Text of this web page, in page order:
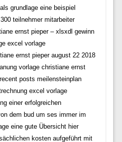
grundlage eine beispiel
teilnehmer mitarbeiter
ernst pieper – xlsxdl gewinn
excel vorlage
ernst pieper august 22 2018
vorlage christiane ernst
posts meilensteinplan
excel vorlage
einer erfolgreichen
dem bud um ses immer im
eine gute Übersicht hier
kosten aufgeführt mit